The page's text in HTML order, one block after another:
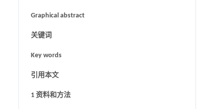
Graphical abstract
关键词
Key words
引用本文
1 资料和方法